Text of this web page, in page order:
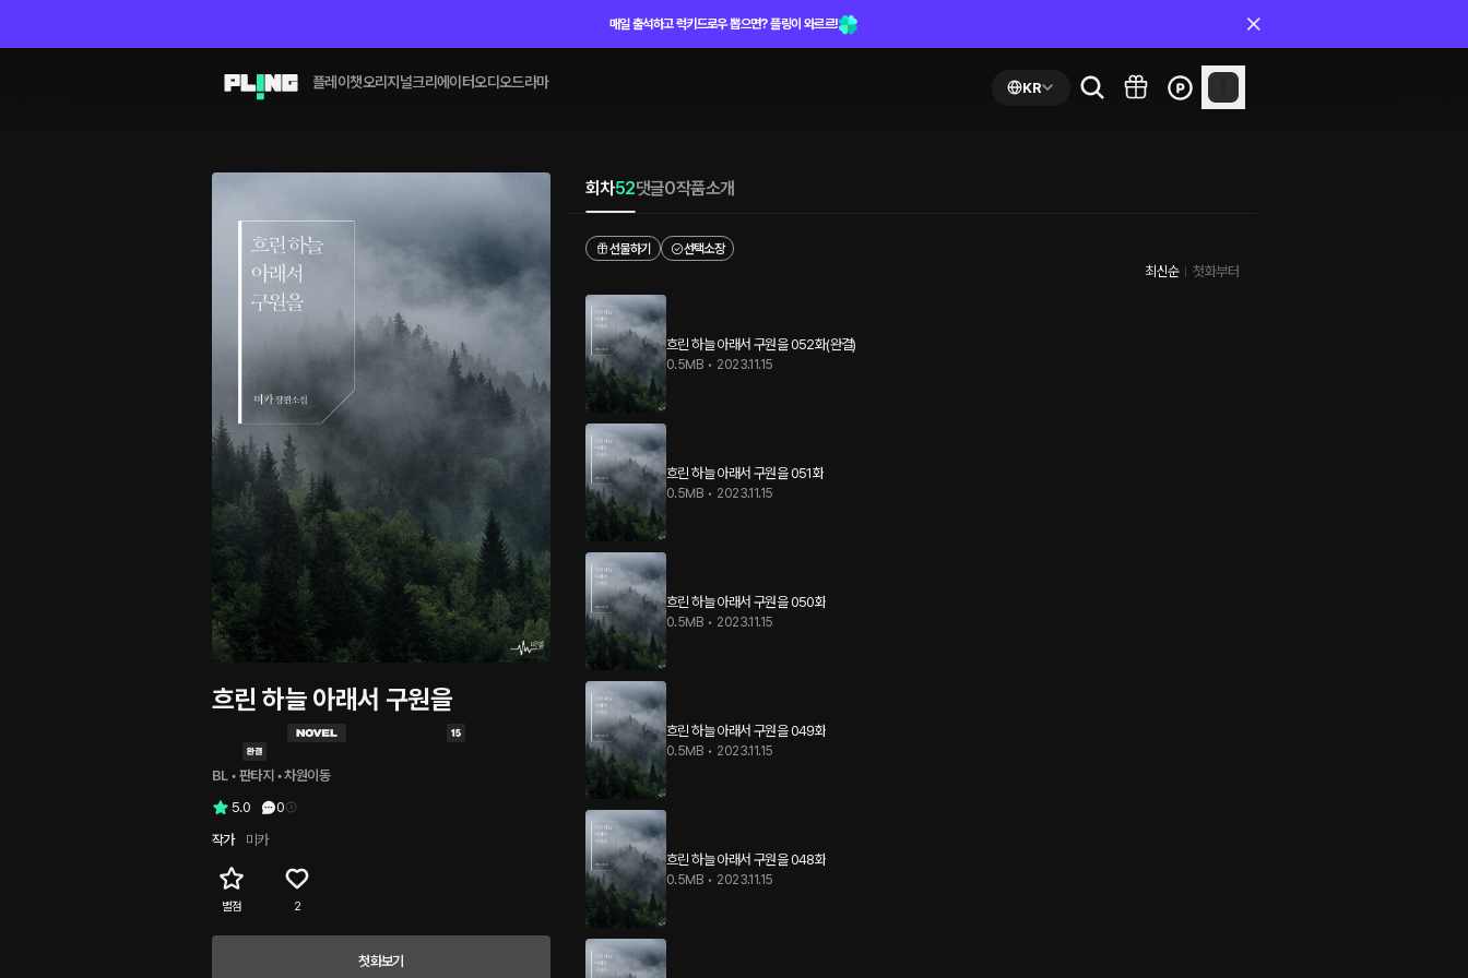
매일 출석하고 럭키드로우 뽑으면? 플링이 와르르!
플레이챗오리지널크리에이터오디오드라마 KR
흐린 하늘 아래서 구원을
BL • 판타지 • 차원이동
5.0
0
작가
미카
별점 2
첫화보기
회차52댓글0작품소개
선물하기 선택소장
최신순 첫화부터
흐린 하늘 아래서 구원을 052화(완결)
0.5MB • 2023.11.15
흐린 하늘 아래서 구원을 051화
0.5MB • 2023.11.15
흐린 하늘 아래서 구원을 050화
0.5MB • 2023.11.15
흐린 하늘 아래서 구원을 049화
0.5MB • 2023.11.15
흐린 하늘 아래서 구원을 048화
0.5MB • 2023.11.15